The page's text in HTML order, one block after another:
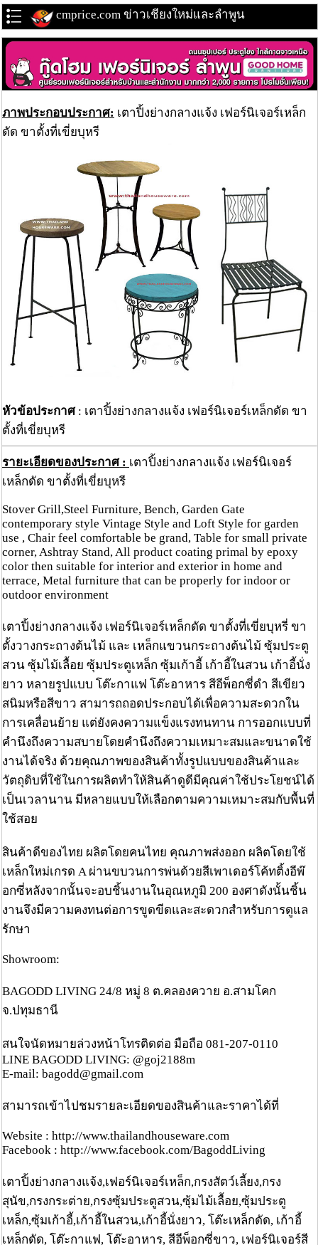
cmprice.com ข่าวเชียงใหม่และลำพูน
ภาพประกอบประกาศ: เตาปิ้งย่างกลางแจ้ง เฟอร์นิเจอร์เหล็ก
ดัด ขาตั้งที่เขี่ยบุหรี
หัวข้อประกาศ: เตาปิ้งย่างกลางแจ้ง เฟอร์นิเจอร์เหล็กดัด ขา
ตั้งที่เขี่ยบุหรี
รายะเอียดของประกาศ : เตาปิ้งย่างกลางแจ้ง เฟอร์นิเจอร์
เหล็กดัด ขาตั้งที่เขี่ยบุหรี
Stover Grill,Steel Furniture, Bench, Garden Gate
contemporary style Vintage Style and Loft Style for garden
use , Chair feel comfortable be grand, Table for small private
corner, Ashtray Stand, All product coating primal by epoxy
color then suitable for interior and exterior in home and
terrace, Metal furniture that can be properly for indoor or
outdoor environment
เตาปิ้งย่างกลางแจ้ง เฟอร์นิเจอร์เหล็กดัด ขาตั้งที่เขี่ยบุหรี่ ขา
ตั้งวางกระถางต้นไม้ และ เหล็กแขวนกระถางต้นไม้ ซุ้มประตู
สวน ซุ้มไม้เลื้อย ซุ้มประตูเหล็ก ซุ้มเก้าอี้ เก้าอี้ในสวน เก้าอี้นั่ง
ยาว หลายรูปแบบ โต๊ะกาแฟ โต๊ะอาหาร สีอีพ็อกซี่ดำ สีเขียว
สนิมหรือสีขาว สามารถถอดประกอบได้เพื่อความสะดวกใน
การเคลื่อนย้าย แต่ยังคงความแข็งแรงทนทาน การออกแบบที่
คำนึงถึงความสบายโดยคำนึงถึงความเหมาะสมและขนาดใช้
งานได้จริง ด้วยคุณภาพของสินค้าทั้งรูปแบบของสินค้าและ
วัตถุดิบที่ใช้ในการผลิตทำให้สินค้าดูดีมีคุณค่าใช้ประโยชน์ได้
เป็นเวลานาน มีหลายแบบให้เลือกตามความเหมาะสมกับพื้นที่
ใช้สอย
สินค้าดีของไทย ผลิตโดยคนไทย คุณภาพส่งออก ผลิตโดยใช้
เหล็กใหม่เกรด A ผ่านขบวนการพ่นด้วยสีเพาเดอร์โค้ทติ้งอีพ๊
อกซี่หลังจากนั้นจะอบชิ้นงานในอุณหภูมิ 200 องศาดังนั้นชิ้น
งานจึงมีความคงทนต่อการขูดขีดและสะดวกสำหรับการดูแล
รักษา
Showroom:
BAGODD LIVING 24/8 หมู่ 8 ต.คลองควาย อ.สามโคก
จ.ปทุมธานี
สนใจนัดหมายล่วงหน้าโทรติดต่อ มือถือ 081-207-0110
LINE BAGODD LIVING: @goj2188m
E-mail: bagodd@gmail.com
สามารถเข้าไปชมรายละเอียดของสินค้าและราคาได้ที่
Website : http://www.thailandhouseware.com
Facebook : http://www.facebook.com/BagoddLiving
เตาปิ้งย่างกลางแจ้ง,เฟอร์นิเจอร์เหล็ก,กรงสัตว์เลี้ยง,กรง
สุนัข,กรงกระต่าย,กรงซุ้มประตูสวน,ซุ้มไม้เลื้อย,ซุ้มประตู
เหล็ก,ซุ้มเก้าอี้,เก้าอี้ในสวน,เก้าอี้นั่งยาว, โต๊ะเหล็กดัด, เก้าอี้
เหล็กดัด, โต๊ะกาแฟ, โต๊ะอาหาร, สีอีพ็อกซี่ขาว, เฟอร์นิเจอร์สี